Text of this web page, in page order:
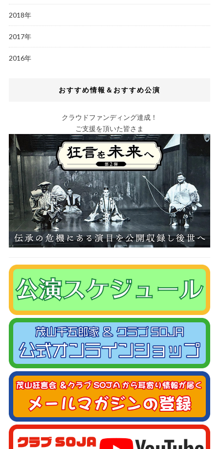
2018年
2017年
2016年
おすすめ情報＆おすすめ公演
クラウドファンディング達成！
ご支援を頂いた皆さま